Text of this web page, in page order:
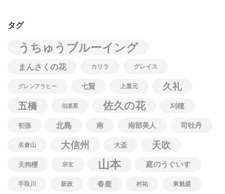
タグ
うちゅうブルーイング
まんさくの花 カリラ グレイス
グレンアラヒー 七賢 上喜元
久礼
五橋
伯楽星 佐久の花 刈穂
初孫 北島 南 南部美人 司牡丹
名倉山 大信州 大盃 天吹
天狗櫻 宗玄 山本 庭のうぐいす
手取川 新政 春鹿 村祐 東魁盛